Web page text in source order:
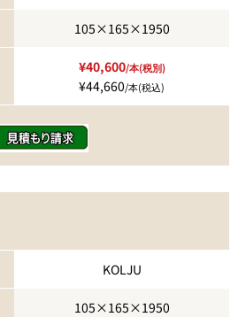
105×165×1950
¥40,600/本(税別)
¥44,660/本(税込)
KOLJU
105×165×1950